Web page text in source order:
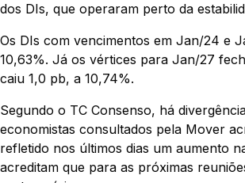
dos DIs, que operaram perto da
Os DIs com vencimentos em Jan/24 e
10,63%. Já os vértices para Jan/27
caiu 1,0 pb, a 10,74%.
Segundo o TC Consenso, há
economistas consultados pela Mover
refletido nos últimos dias um aumento
acreditam que para as próximas